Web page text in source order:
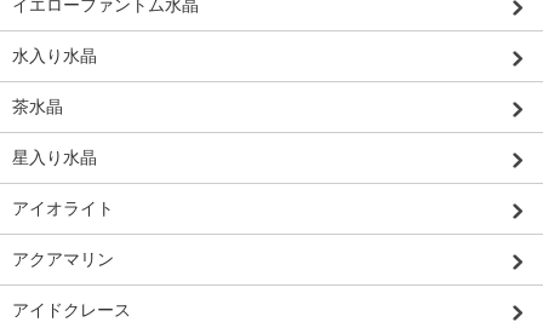
イエローファントム水晶
水入り水晶
茶水晶
星入り水晶
アイオライト
アクアマリン
アイドクレース